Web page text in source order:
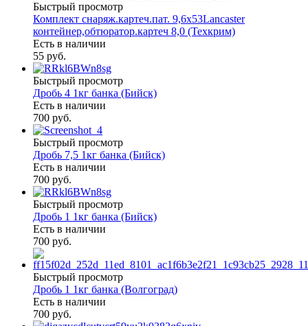
Быстрый просмотр
Комплект снаряж.картеч.пат. 9,6х53Lancaster
контейнер,обтюратор.картеч 8,0 (Техкрим)
Есть в наличии
55 руб.
Быстрый просмотр
Дробь 4 1кг банка (Бийск)
Есть в наличии
700 руб.
Быстрый просмотр
Дробь 7,5 1кг банка (Бийск)
Есть в наличии
700 руб.
Быстрый просмотр
Дробь 1 1кг банка (Бийск)
Есть в наличии
700 руб.
Быстрый просмотр
Дробь 1 1кг банка (Волгоград)
Есть в наличии
700 руб.